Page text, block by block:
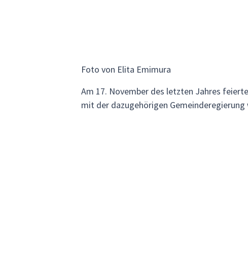
Foto von Elita Emimura
Am 17. November des letzten Jahres
mit der dazugehörigen